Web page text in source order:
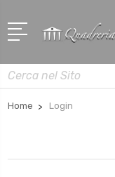
Cerca
Home Login